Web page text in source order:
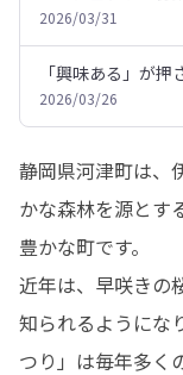
2026/03/31
「興味ある」が押
2026/03/26
静岡県河津町は、
かな森林を源とす
豊かな町です。
近年は、早咲きの
知られるようにな
つり」は毎年多く